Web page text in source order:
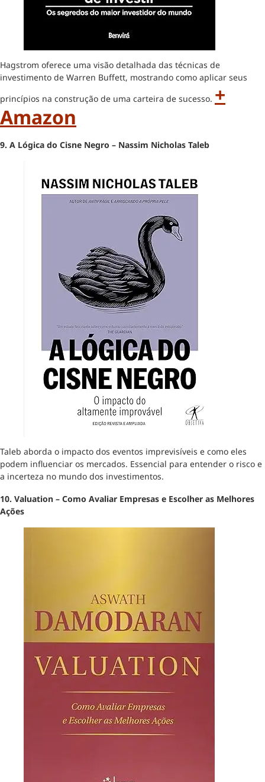
Hagstrom oferece uma visão detalhada das técnicas de
investimento de Warren Buffett, mostrando como aplicar seus
princípios na construção de uma carteira de sucesso. +
Amazon
9. A Lógica do Cisne Negro – Nassim Nicholas Taleb
Taleb aborda o impacto dos eventos imprevisíveis e como eles
podem influenciar os mercados. Essencial para entender o risco e
a incerteza no mundo dos investimentos.
10. Valuation – Como Avaliar Empresas e Escolher as Melhores
Ações